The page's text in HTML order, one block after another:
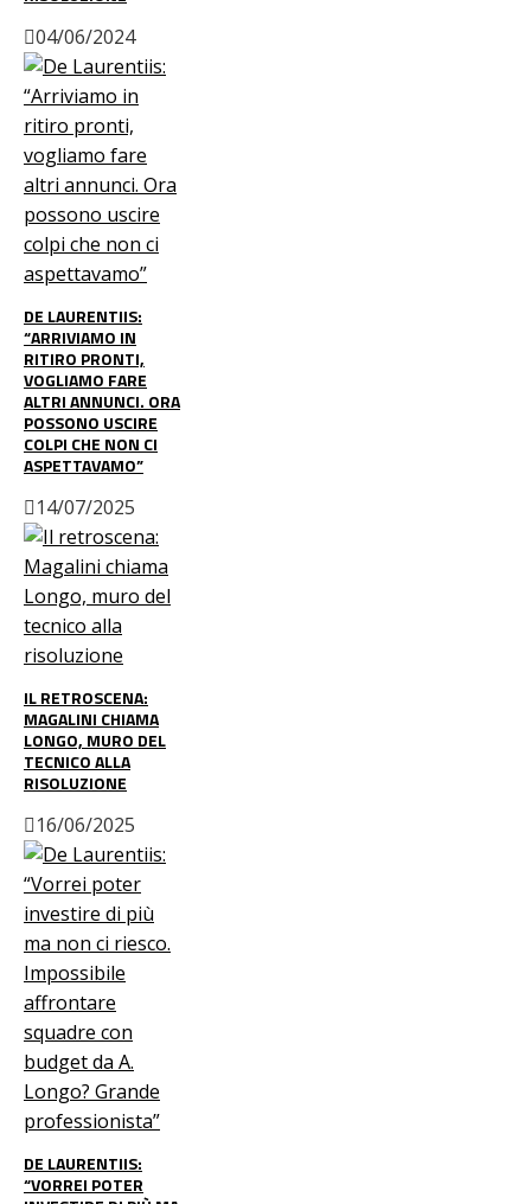
04/06/2024
DE LAURENTIIS:
“ARRIVIAMO IN
RITIRO PRONTI,
VOGLIAMO FARE
ALTRI ANNUNCI. ORA
POSSONO USCIRE
COLPI CHE NON CI
ASPETTAVAMO”
14/07/2025
IL RETROSCENA:
MAGALINI CHIAMA
LONGO, MURO DEL
TECNICO ALLA
RISOLUZIONE
16/06/2025
DE LAURENTIIS:
“VORREI POTER